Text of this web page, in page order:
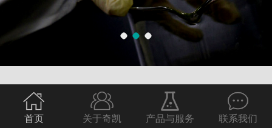
首页 关于奇凯 产品与服务 联系我们